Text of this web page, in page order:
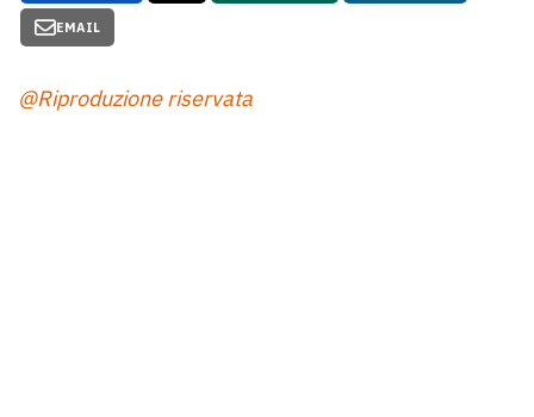
EMAIL
@Riproduzione riservata